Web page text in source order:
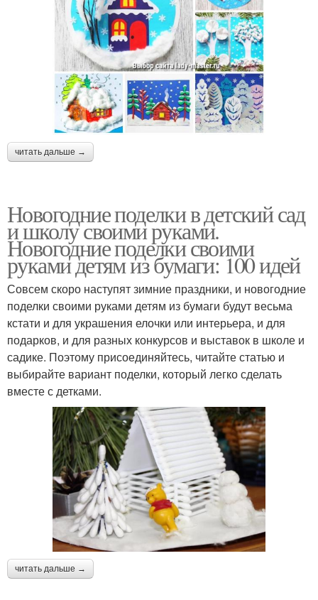
читать дальше →
Новогодние поделки в детский сад
и школу своими руками.
Новогодние поделки своими
руками детям из бумаги: 100 идей
Совсем скоро наступят зимние праздники, и новогодние
поделки своими руками детям из бумаги будут весьма
кстати и для украшения елочки или интерьера, и для
подарков, и для разных конкурсов и выставок в школе и
садике. Поэтому присоединяйтесь, читайте статью и
выбирайте вариант поделки, который легко сделать
вместе с детками.
читать дальше →